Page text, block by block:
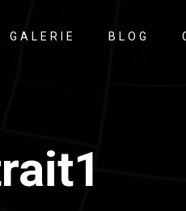
GALERIE BLOG